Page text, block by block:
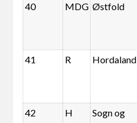
40
MDG Østfold
41
R Hordaland
42
H
Sogn og